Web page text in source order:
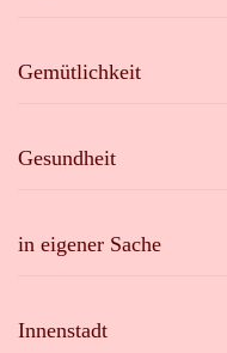
Gemütlichkeit
Gesundheit
in eigener Sache
Innenstadt